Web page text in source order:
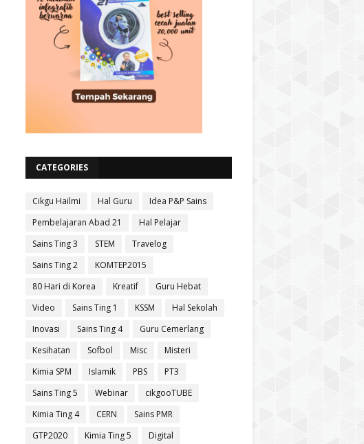
CATEGORIES
Cikgu Hailmi Hal Guru
Idea P&P Sains
Pembelajaran Abad 21
Hal Pelajar
Sains Ting 3
STEM
Travelog
Sains Ting 2
KOMTEP2015
80 Hari di Korea
Kreatif
Guru Hebat
Video
Sains Ting 1 KSSM
Hal Sekolah
Inovasi
Sains Ting 4
Guru Cemerlang
Kesihatan
Sofbol Misc
Misteri
Kimia SPM
Islamik PBS
PT3
Sains Ting 5
Webinar
cikgooTUBE
Kimia Ting 4
CERN
Sains PMR
GTP2020
Kimia Ting 5
Digital